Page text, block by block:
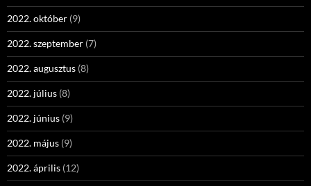
2022. október (9)
2022. szeptember (7)
2022. augusztus (8)
2022. július (8)
2022. június (9)
2022. május (9)
2022. április (12)